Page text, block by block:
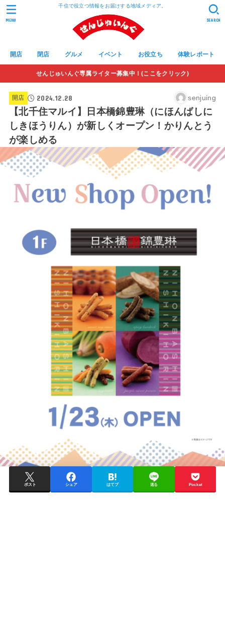
千住で役立つ情報をお届けする地域メディア。
開店 閉店 グルメ イベント お役立ち 体験レポート
SEARCH
MENU
せんじゅいんぐ専属ライター募集中！(ここをクリック)
開店 2024.12.28 senjuing
【北千住マルイ】日本橋錦豊琳（にほんばしに
しきほうりん）が新しくオープン！かりんとう
が楽しめる
ポスト シェア はてブ 送る Pocket